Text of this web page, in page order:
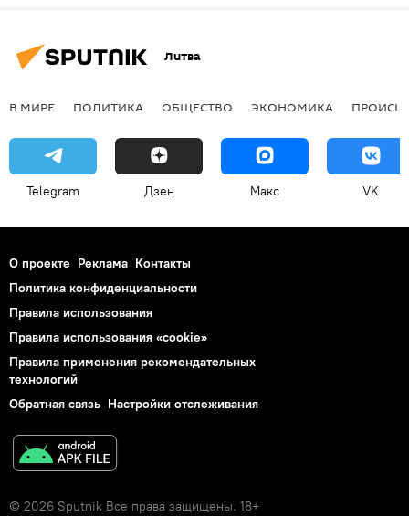
Литва
В МИРЕ ПОЛИТИКА ОБЩЕСТВО ЭКОНОМИКА
Telegram Дзен Макс VK
О проекте Реклама Контакты
Политика конфиденциальности
Правила использования
Правила использования «cookie»
Правила применения рекомендательных
технологий
Обратная связь Настройки отслеживания
© 2026 Sputnik Все права защищены. 18+